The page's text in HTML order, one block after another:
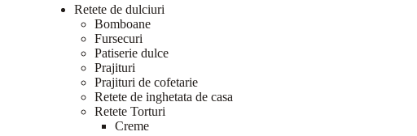
Retete de dulciuri
Bomboane
Fursecuri
Patiserie dulce
Prajituri
Prajituri de cofetarie
Retete de inghetata de casa
Retete Torturi
Creme